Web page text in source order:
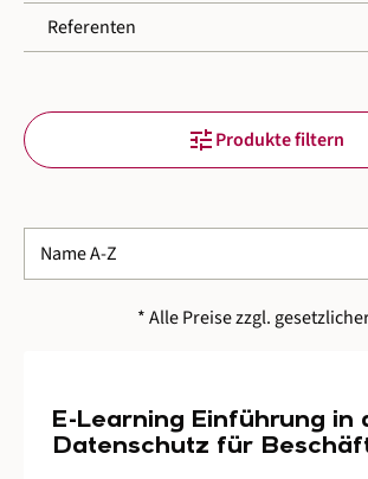
Referenten
tuneProdukte filtern
* Alle Preise zzgl.
E-Learning Einführung in
Datenschutz für